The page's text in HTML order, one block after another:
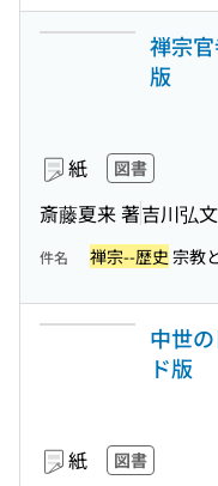
禅宗
版
紙 図書
斎藤夏来 著吉川弘
件名 禅宗--歴史 宗教
中世
ド版
紙 図書